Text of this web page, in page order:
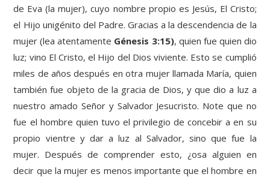
de Eva (la mujer), cuyo nombre propio es Jesús, El Cristo;
el Hijo unigénito del Padre. Gracias a la descendencia de la
mujer (lea atentamente Génesis 3:15), quien fue quien dio
luz; vino El Cristo, el Hijo del Dios viviente. Esto se cumplió
miles de años después en otra mujer llamada María, quien
también fue objeto de la gracia de Dios, y que dio a luz a
nuestro amado Señor y Salvador Jesucristo. Note que no
fue el hombre quien tuvo el privilegio de concebir a en su
propio vientre y dar a luz al Salvador, sino que fue la
mujer. Después de comprender esto, ¿osa alguien en
decir que la mujer es menos importante que el hombre en